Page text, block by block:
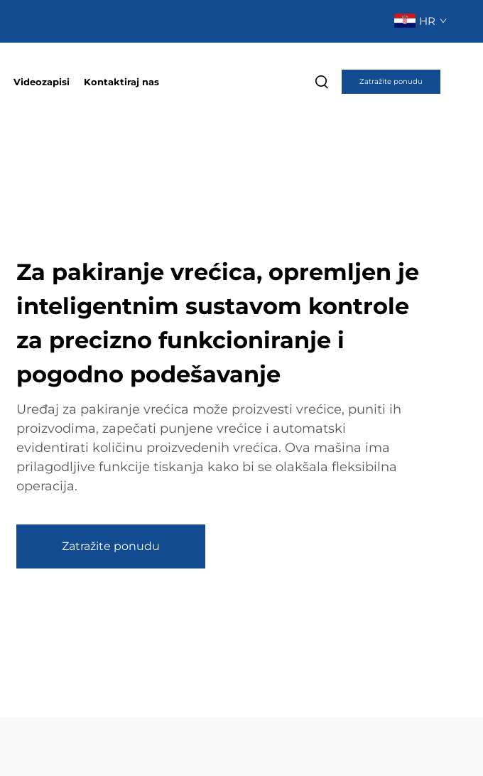
HR
Videozapisi Kontaktiraj nas Zatražite ponudu
Za pakiranje vrećica, opremljen je
inteligentnim sustavom kontrole
za precizno funkcioniranje i
pogodno podešavanje
Uređaj za pakiranje vrećica može proizvesti vrećice, puniti ih
proizvodima, zapečati punjene vrećice i automatski
evidentirati količinu proizvedenih vrećica. Ova mašina ima
prilagodljive funkcije tiskanja kako bi se olakšala fleksibilna
operacija.
Zatražite ponudu